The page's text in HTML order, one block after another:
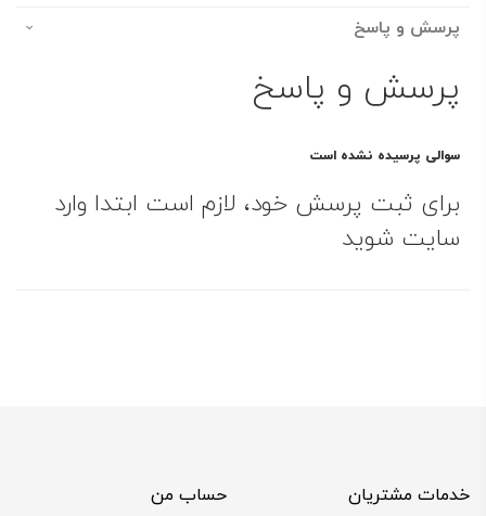
پرسش و پاسخ
پرسش و پاسخ
سوالی پرسیده نشده است
برای ثبت پرسش خود، لازم است ابتدا وارد
سایت شوید
خدمات مشتریان حساب من